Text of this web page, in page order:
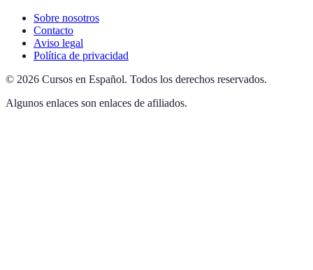
Sobre nosotros
Contacto
Aviso legal
Política de privacidad
© 2026 Cursos en Español. Todos los derechos reservados.
Algunos enlaces son enlaces de afiliados.